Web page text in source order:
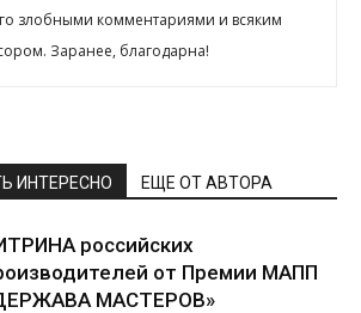
злобными комментариями и всяким
Заранее, благодарна!
ИНТЕРЕСНО ЕЩЕ ОТ АВТОРА
российских
от Премии МАПП
МАСТЕРОВ»